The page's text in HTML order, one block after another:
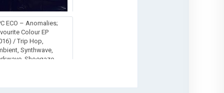
ECO – Anomalies;
Colour EP
/ Trip Hop,
Synthwave,
Shoegaze,